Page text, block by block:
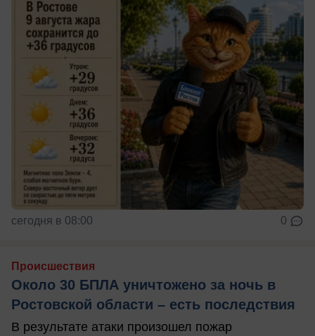
сегодня в 08:00 0
Происшествия
Около 30 БПЛА уничтожено за ночь в
Ростовской области – есть последствия
В результате атаки произошел пожар